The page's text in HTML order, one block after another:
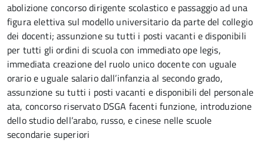
abolizione concorso dirigente scolastico e passaggio ad una
figura elettiva sul modello universitario da parte del collegio
dei docenti; assunzione su tutti i posti vacanti e disponibili
per tutti gli ordini di scuola con immediato ope legis,
immediata creazione del ruolo unico docente con uguale
orario e uguale salario dall’infanzia al secondo grado,
assunzione su tutti i posti vacanti e disponibili del personale
ata, concorso riservato DSGA facenti funzione, introduzione
dello studio dell’arabo, russo, e cinese nelle scuole
secondarie superiori